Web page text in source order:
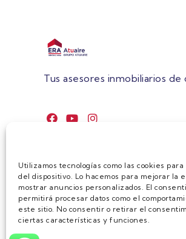
Utilizamos tecnologías como las cookies
del dispositivo. Lo hacemos para mejorar la
mostrar anuncios personalizados. El
permitirá procesar datos como el
este sitio. No consentir o retirar el
ciertas características y funciones.
Tus asesores inmobiliarios de